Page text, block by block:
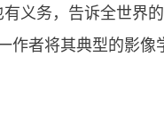
义务，告诉全世界
作者将其典型的影